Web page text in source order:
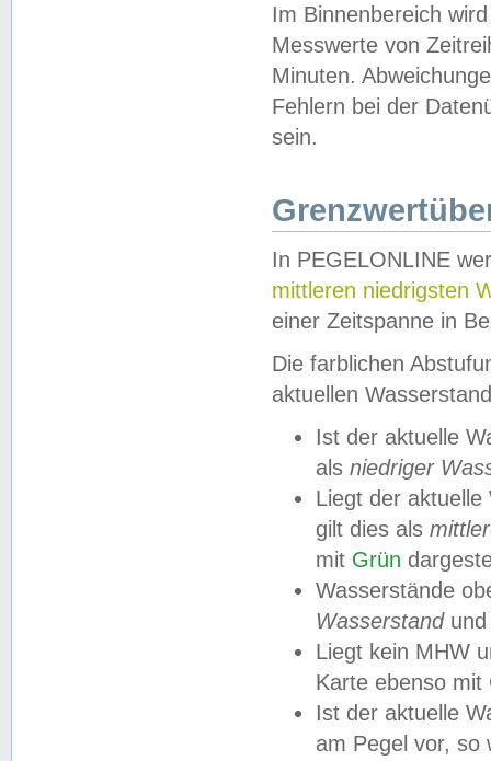
Im Binnenbereich
Messwerte von
Minuten.
Fehlern bei der
sein.
In PEGELONLINE
mittleren niedrigsten
einer Zeitspanne in
Die farblichen
aktuellen
Ist der aktuelle
als niedriger
Liegt der
gilt dies als
mit Grün
Wasserstände
Wasserstandund
Liegt kein MHW
Karte ebenso mit
Ist der aktuelle
am Pegel vor,